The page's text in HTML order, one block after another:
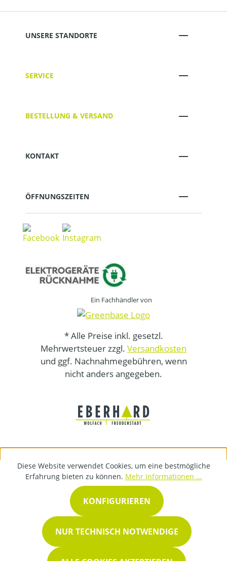
UNSERE STANDORTE
SERVICE
BESTELLUNG & VERSAND
KONTAKT
ÖFFNUNGSZEITEN
Ein Fachhändler von
* Alle Preise inkl. gesetzl.
Mehrwertsteuer zzgl. Versandkosten
und ggf. Nachnahmegebühren, wenn
nicht anders angegeben.
Diese Website verwendet Cookies, um eine bestmögliche
Erfahrung bieten zu können. Mehr Informationen ...
NUR TECHNISCH NOTWENDIGE
KONFIGURIEREN